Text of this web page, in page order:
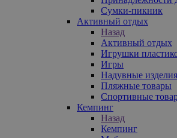
Сумки-пикник
Активный отдых
Назад
Активный отдых
Игрушки
Игры
Надувные изделия
Пляжные товары
Спортивные
Кемпинг
Назад
Кемпинг